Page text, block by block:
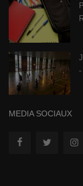
-
MEDIA SOCIAUX